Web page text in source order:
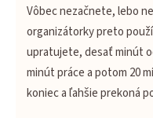
Vôbec nezačnete, lebo
organizátorky preto
upratujete, desať minút
minút práce a potom 20
koniec a ľahšie prekoná